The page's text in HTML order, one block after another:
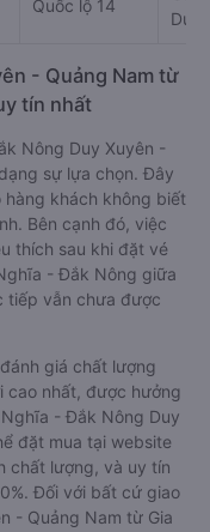
Quốc lộ 14
Duy
- Quảng Nam từ
tín nhất
Nông Duy Xuyên -
sự lựa chọn. Đây
khách không biết
Bên cạnh đó, việc
thích sau khi đặt vé
- Đắk Nông giữa
tiếp vẫn chưa được
giá chất lượng
cao nhất, được hưởng
- Đắk Nông Duy
đặt mua tại website
chất lượng, và uy tín
Đối với bất cứ giao
- Quảng Nam từ Gia